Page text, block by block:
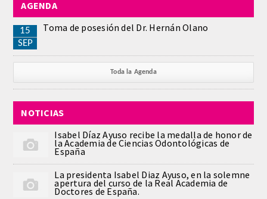
REGLAMENTO
ACADEMICOS
CIENCIAS BASICAS MEDICAS
AFINES A LA ODONTOLOGIA
HUMANIDADES Y CIENCIAS
MEDICO-JURIDICAS
AGENDA
15
SEP
Toma de posesión del Dr. Hernán Olano
Toda la Agenda
NOTICIAS
Isabel Díaz Ayuso recibe la medalla de honor de
la Academia de Ciencias Odontológicas de
España
La presidenta Isabel Diaz Ayuso, en la solemne
apertura del curso de la Real Academia de
Doctores de España.